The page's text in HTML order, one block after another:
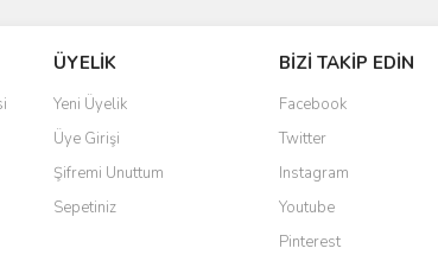
ÜYELİK
Yeni Üyelik
Üye Girişi
Şifremi Unuttum
Sepetiniz
BİZİ TAKİP EDİN
Facebook
Twitter
Instagram
Youtube
Pinterest